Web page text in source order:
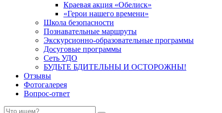
Краевая акция «Обелиск»
«Герои нашего времени»
Школа безопасности
Познавательные маршруты
Экскурсионно-образовательные программы
Досуговые программы
Сеть УДО
БУДЬТЕ БДИТЕЛЬНЫ И ОСТОРОЖНЫ!
Отзывы
Фотогалерея
Вопрос-ответ